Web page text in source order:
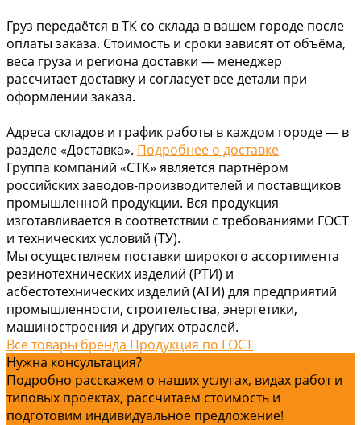
Груз передаётся в ТК со склада в вашем городе после
оплаты заказа. Стоимость и сроки зависят от объёма,
веса груза и региона доставки — менеджер
рассчитает доставку и согласует все детали при
оформлении заказа.
Адреса складов и график работы в каждом городе — в
разделе «Доставка». Подробнее о доставке
Группа компаний «СТК» является партнёром
российских заводов-производителей и поставщиков
промышленной продукции. Вся продукция
изготавливается в соответствии с требованиями ГОСТ
и технических условий (ТУ).
Мы осуществляем поставки широкого ассортимента
резинотехнических изделий (РТИ) и
асбестотехнических изделий (АТИ) для предприятий
промышленности, строительства, энергетики,
машиностроения и других отраслей.
Все товары бренда Продукция по ГОСТ
Нужна консультация?
Подробно расскажем о наших услугах, видах работ и
типовых проектах, рассчитаем стоимость и
подготовим индивидуальное предложение!